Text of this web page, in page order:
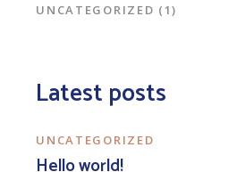
UNCATEGORIZED (1)
Latest posts
UNCATEGORIZED
Hello world!